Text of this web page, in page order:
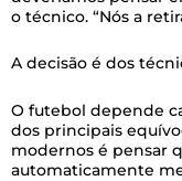
o técnico. “Nós a
A decisão é dos
O futebol depende
dos principais
modernos é pensar
automaticamente